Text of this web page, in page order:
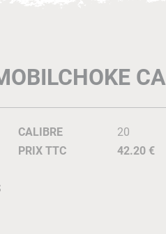
CALIBRE
20
PRIX TTC
42.20 €